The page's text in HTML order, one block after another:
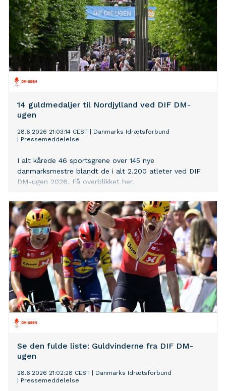
14 guldmedaljer til Nordjylland ved DIF DM-
ugen
28.6.2026 21:03:14 CEST
Danmarks Idrætsforbund
Pressemeddelelse
I alt kårede 46 sportsgrene over 145 nye
danmarksmestre blandt de i alt 2.200 atleter ved DIF
DM-ugen 2026. Få overblikket her.
Se den fulde liste: Guldvinderne fra DIF DM-
ugen
28.6.2026 21:02:28 CEST
Danmarks Idrætsforbund
Pressemeddelelse